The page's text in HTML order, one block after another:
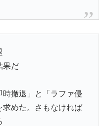
果だ
撤退」と「ラファ侵
めた。さもなければ